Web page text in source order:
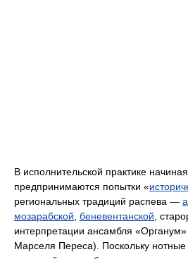
В исполнительской практике начиная
предпринимаются попытки «
региональных традиций распева —
мозарабской беневентанской ,
интерпретации ансамбля
Марселя Переса). Поскольку нотные